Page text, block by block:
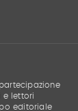
e lettori
editoriale